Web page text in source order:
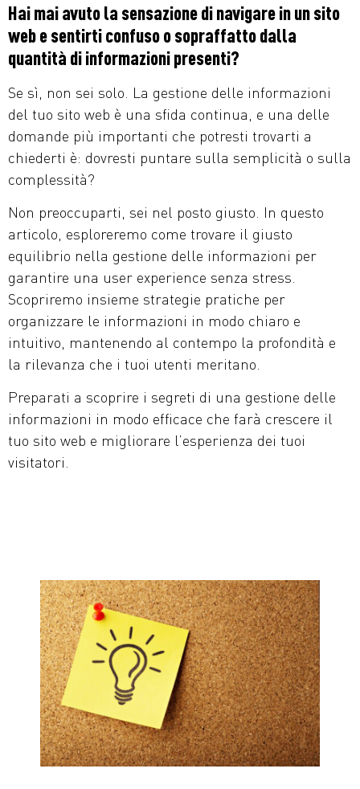
Hai mai avuto la sensazione di navigare in un sito
web e sentirti confuso o sopraffatto dalla
quantità di informazioni presenti?
Se sì, non sei solo. La gestione delle informazioni
del tuo sito web è una sfida continua, e una delle
domande più importanti che potresti trovarti a
chiederti è: dovresti puntare sulla semplicità o sulla
complessità?
Non preoccuparti, sei nel posto giusto. In questo
articolo, esploreremo come trovare il giusto
equilibrio nella gestione delle informazioni per
garantire una user experience senza stress.
Scopriremo insieme strategie pratiche per
organizzare le informazioni in modo chiaro e
intuitivo, mantenendo al contempo la profondità e
la rilevanza che i tuoi utenti meritano.
Preparati a scoprire i segreti di una gestione delle
informazioni in modo efficace che farà crescere il
tuo sito web e migliorare l’esperienza dei tuoi
visitatori.